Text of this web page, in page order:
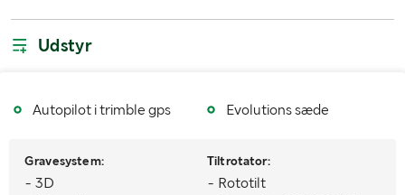
MÅL OG VÆGT:
Udstyr
Autopilot i trimble gps Evolutions sæde
Gravesystem:
- 3D
Tiltrotator:
- Rototilt